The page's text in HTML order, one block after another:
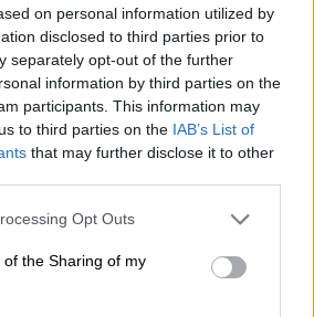
on personal information utilized by
disclosed to third parties prior to
separately opt-out of the further
information by third parties on the
participants. This information may
to third parties on the IAB’s List of
that may further disclose it to other
app uses one or more Google
or usage behaviour. You may click to
to Google and its third-party tags to
specified purposes in below Google
Opt Outs
the Sharing of my
13:32
Τελικός πρωτιάς
μπάσκετ απέναντι
θριάμβου, η ομάδα
θα πάρει το